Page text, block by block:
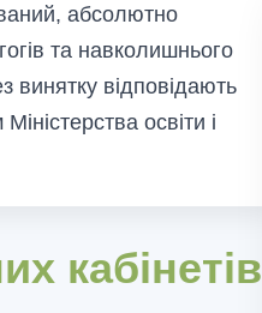
абсолютно
та навколишнього
винятку відповідають
освіти і
кабінетів